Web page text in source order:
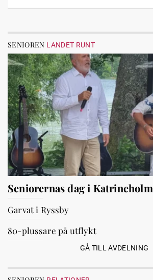
SENIOREN LANDET RUNT
Seniorernas dag i Katrineholm
Garvat i Ryssby
80-plussare på utflykt
GÅ TILL AVDELNING